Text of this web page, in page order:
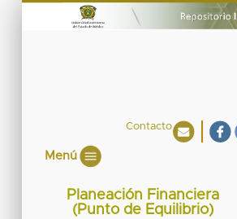
Contacto
Menú
Planeación Financiera
(Punto de Equilibrio)